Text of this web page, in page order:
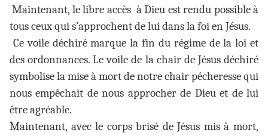
Maintenant, le libre accès à Dieu est rendu possible à
tous ceux qui s’approchent de lui dans la foi en Jésus.
Ce voile déchiré marque la fin du régime de la loi et
des ordonnances. Le voile de la chair de Jésus déchiré
symbolise la mise à mort de notre chair pécheresse qui
nous empêchait de nous approcher de Dieu et de lui
être agréable.
Maintenant, avec le corps brisé de Jésus mis à mort,